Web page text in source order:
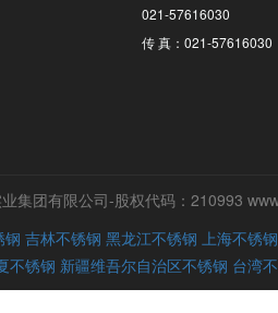
021-57616030
传 真：021-57616030
集团有限公司-股权代码：210993
钢 吉林不锈钢 黑龙江不锈钢 上海不锈钢
不锈钢 新疆维吾尔自治区不锈钢 台湾